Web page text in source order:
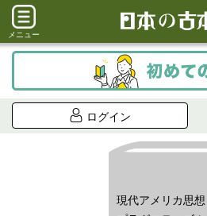
メニュー
ログイン
現代アメリカ思想